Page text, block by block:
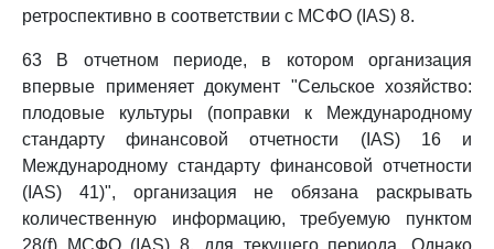
ретроспективно в соответствии с МСФО (IAS) 8.
63 В отчетном периоде, в котором организация
впервые применяет документ "Сельское хозяйство:
плодовые культуры (поправки к Международному
стандарту финансовой отчетности (IAS) 16 и
Международному стандарту финансовой отчетности
(IAS) 41)", организация не обязана раскрывать
количественную информацию, требуемую пунктом
28(f) МСФО (IAS) 8, для текущего периода. Однако